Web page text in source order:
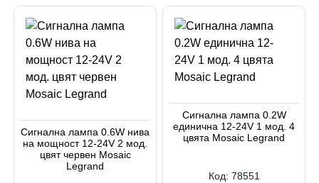
Сигнална лампа 0.6W нива
на мощност 12-24V 2 мод.
цвят червен Mosaic
Legrand
Сигнална лампа 0.2W
единична 12-24V 1 мод. 4
цвята Mosaic Legrand
Код: 78551